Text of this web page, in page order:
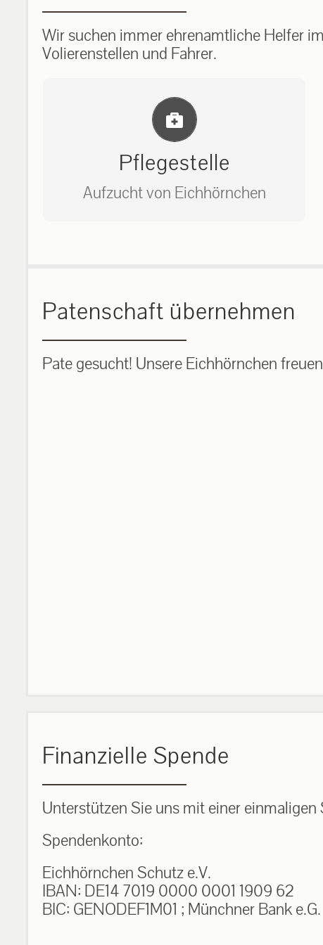
Wir suchen immer ehrenamtliche Helfer
Volierenstellen und Fahrer.
Pflegestelle
Aufzucht von Eichhörnchen
Einlernung und Infos
Patenschaft übernehmen
Pate gesucht! Unsere Eichhörnchen
Finanzielle Spende
Unterstützen Sie uns mit einer einmaligen
Spendenkonto:
Eichhörnchen Schutz e.V.
IBAN: DE14 7019 0000 0001 1909 62
BIC: GENODEF1M01 ; Münchner Bank e.G.